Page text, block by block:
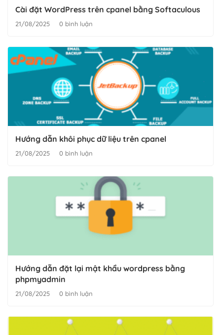
Cài đặt WordPress trên cpanel bằng Softaculous
21/08/2025 0 bình luận
Hướng dẫn khôi phục dữ liệu trên cpanel
21/08/2025 0 bình luận
Hướng dẫn đặt lại mật khẩu wordpress bằng
phpmyadmin
21/08/2025 0 bình luận